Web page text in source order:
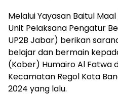
Melalui Yayasan Baitul
Unit Pelaksana Pengatur
UP2B Jabar) berikan
belajar dan bermain
(Kober) Humairo Al Fatwa
Kecamatan Regol Kota
2024 yang lalu.